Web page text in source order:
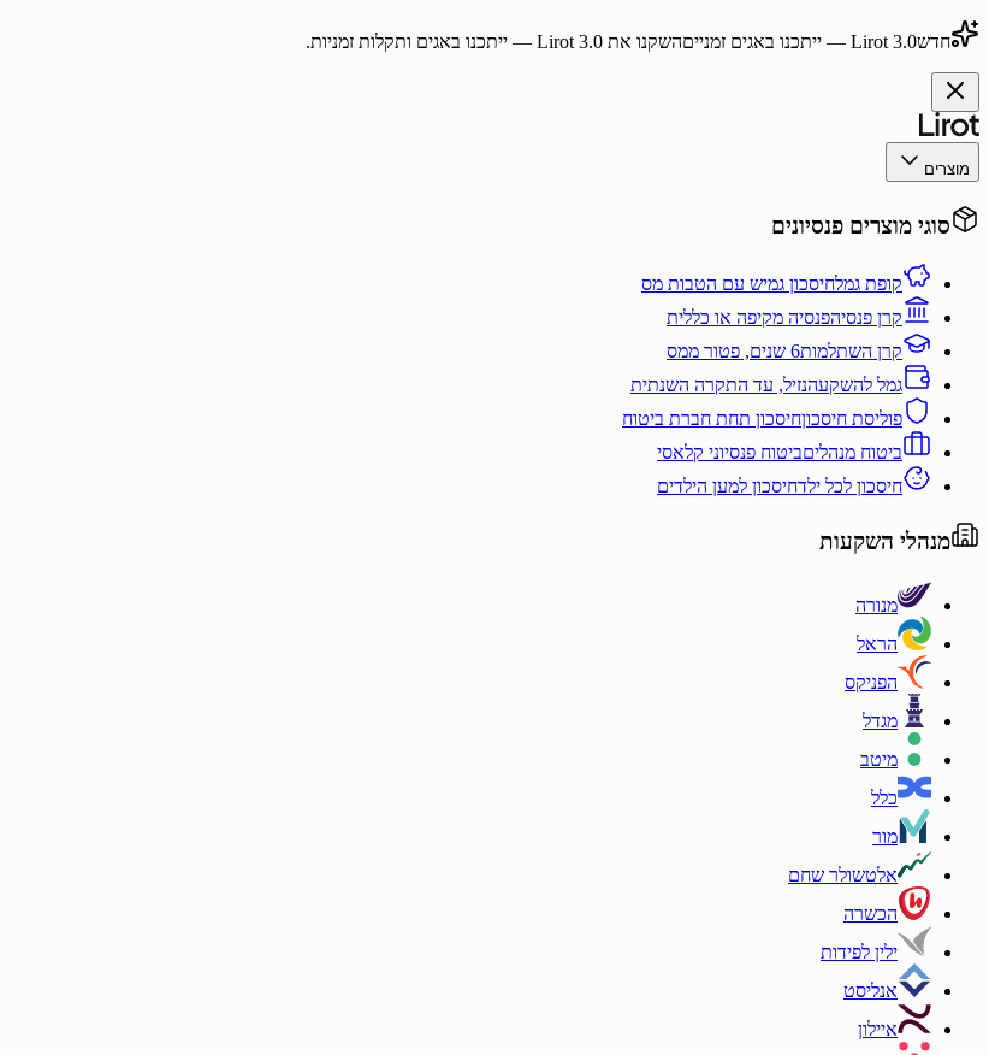
חדשLirot 3.0 — ייתכנו באגים זמנייםהשקנו את Lirot 3.0 — ייתכנו באגים ותקלות זמניות.
מוצרים
סוגי מוצרים פנסיונים
קופת גמלחיסכון גמיש עם הטבות מס
קרן פנסיהפנסיה מקיפה או כללית
קרן השתלמות6 שנים, פטור ממס
גמל להשקעהנזיל, עד התקרה השנתית
פוליסת חיסכוןחיסכון תחת חברת ביטוח
ביטוח מנהליםביטוח פנסיוני קלאסי
חיסכון לכל ילדחיסכון למען הילדים
מנהלי השקעות
מנורה
הראל
הפניקס
מגדל
מיטב
כלל
מור
אלטשולר שחם
הכשרה
ילין לפידות
אנליסט
איילון